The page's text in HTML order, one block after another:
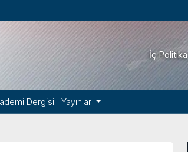
İç Politika
Dergisi Yayınlar